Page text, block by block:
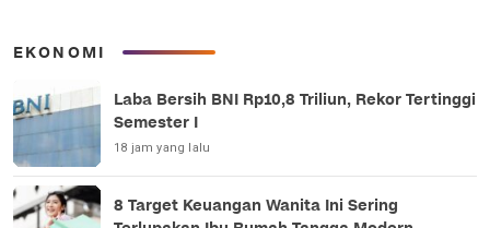
EKONOMI
Laba Bersih BNI Rp10,8 Triliun, Rekor Tertinggi
Semester I
18 jam yang lalu
8 Target Keuangan Wanita Ini Sering